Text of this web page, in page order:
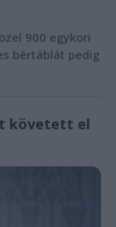
900 egykori
bértáblát pedig
követett el